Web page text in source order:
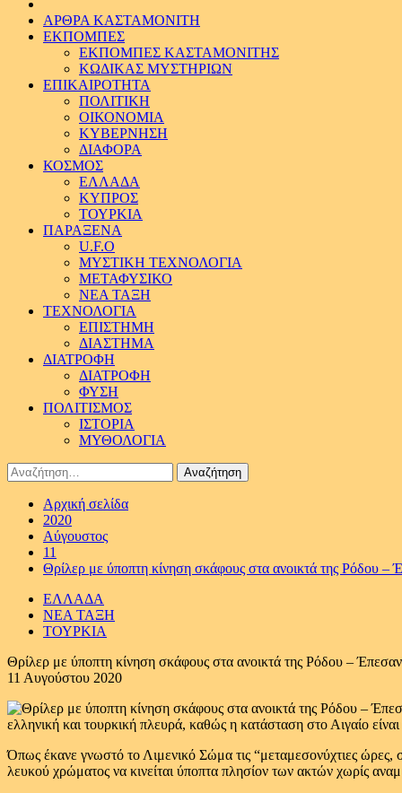
ΑΡΘΡΑ ΚΑΣΤΑΜΟΝΙΤΗ
ΕΚΠΟΜΠΕΣ
ΕΚΠΟΜΠΕΣ ΚΑΣΤΑΜΟΝΙΤΗΣ
ΚΩΔΙΚΑΣ ΜΥΣΤΗΡΙΩΝ
ΕΠΙΚΑΙΡΟΤΗΤΑ
ΠΟΛΙΤΙΚΗ
ΟΙΚΟΝΟΜΙΑ
ΚΥΒΕΡΝΗΣΗ
ΔΙΑΦΟΡΑ
ΚΟΣΜΟΣ
ΕΛΛΑΔΑ
ΚΥΠΡΟΣ
ΤΟΥΡΚΙΑ
ΠΑΡΑΞΕΝΑ
U.F.O
ΜΥΣΤΙΚΗ ΤΕΧΝΟΛΟΓΙΑ
ΜΕΤΑΦΥΣΙΚΟ
ΝΕΑ ΤΑΞΗ
ΤΕΧΝΟΛΟΓΙΑ
ΕΠΙΣΤΗΜΗ
ΔΙΑΣΤΗΜΑ
ΔΙΑΤΡΟΦΗ
ΔΙΑΤΡΟΦΗ
ΦΥΣΗ
ΠΟΛΙΤΙΣΜΟΣ
ΙΣΤΟΡΙΑ
ΜΥΘΟΛΟΓΙΑ
Αναζήτηση
για:
Αρχική σελίδα
2020
Αύγουστος
11
Θρίλερ με ύποπτη κίνηση σκάφους στα ανοικτά της Ρόδου –
ΕΛΛΑΔΑ
ΝΕΑ ΤΑΞΗ
ΤΟΥΡΚΙΑ
Θρίλερ με ύποπτη κίνηση σκάφους στα ανοικτά της Ρόδου –
11 Αυγούστου 2020
ελληνική και τουρκική πλευρά, καθώς η κατάσταση στο Αιγαίο
Όπως έκανε γνωστό το Λιμενικό Σώμα τις “μεταμεσονύχτιες ώρες,
λευκού χρώματος να κινείται ύποπτα πλησίον των ακτών χωρίς